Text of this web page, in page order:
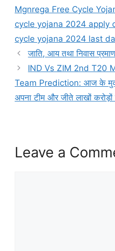
Mgnrega Free Cycle
cycle yojana 2024 apply
cycle yojana 2024 last
जाति, आय तथा निवास
IND Vs ZIM 2nd T20
Team Prediction: आज के
अपना टीम और जीते लाखों करोड़ों
Leave a